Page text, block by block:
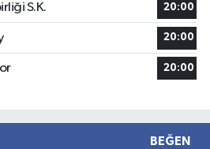
S.K. 20:00
20:00
20:00
BEĞEN